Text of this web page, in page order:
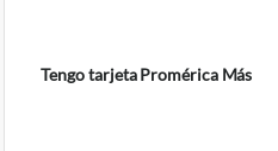
Tengo tarjeta Promérica Más